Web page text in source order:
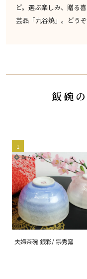
ど。選ぶ楽しみ、贈る
芸品「九谷焼」。どう
飯碗
1
夫婦茶碗 銀彩/ 宗秀窯